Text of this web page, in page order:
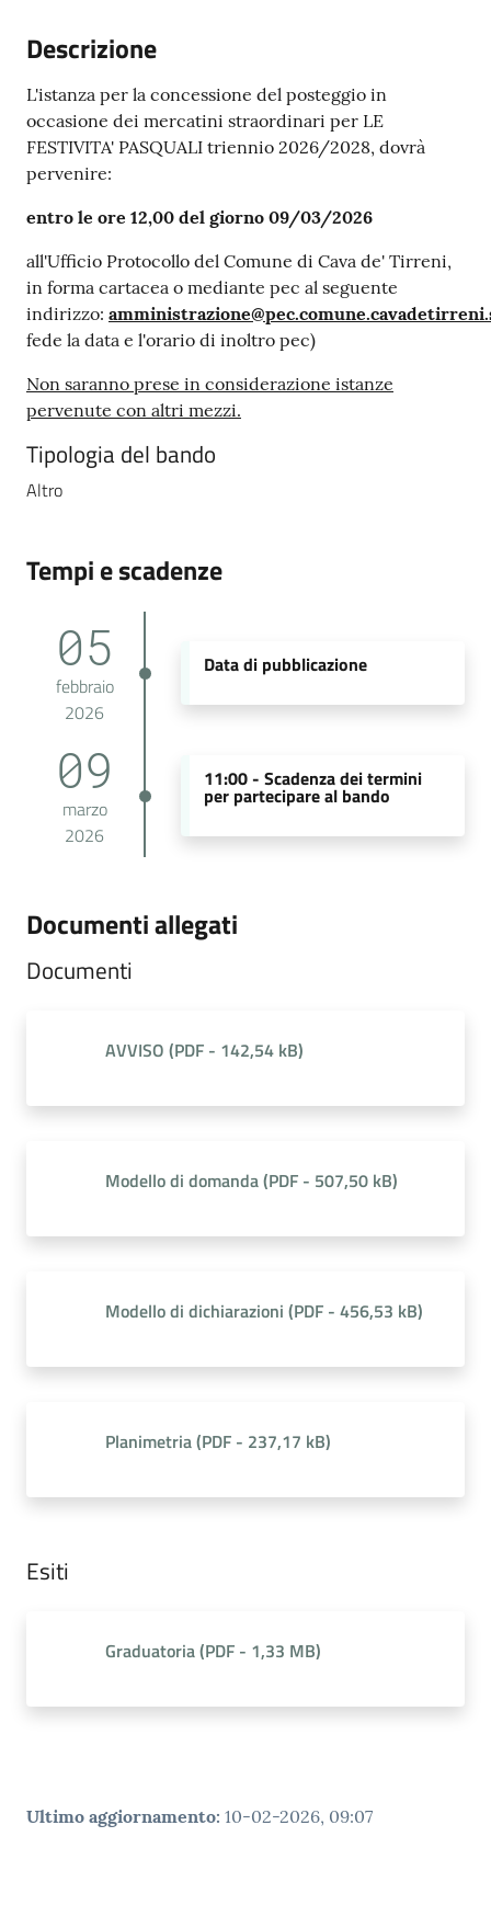
Descrizione
L'istanza per la concessione del posteggio in
occasione dei mercatini straordinari per LE
FESTIVITA' PASQUALI triennio 2026/2028, dovrà
pervenire:
entro le ore 12,00 del giorno 09/03/2026
all'Ufficio Protocollo del Comune di Cava de' Tirreni,
in forma cartacea o mediante pec al seguente
indirizzo:
fede la data e l'orario di inoltro pec)
Non saranno prese in considerazione istanze
pervenute con altri mezzi.
Tipologia del bando
Altro
Tempi e scadenze
05
febbraio
2026
Data di pubblicazione
09
marzo
2026
11:00 - Scadenza dei termini
per partecipare al bando
Documenti allegati
Documenti
AVVISO (PDF - 142,54 kB)
Modello di domanda(PDF - 507,50 kB)
Modello di dichiarazioni (PDF - 456,53 kB)
Planimetria(PDF - 237,17 kB)
Esiti
Graduatoria(PDF - 1,33 MB)
Ultimo aggiornamento: 10-02-2026, 09:07